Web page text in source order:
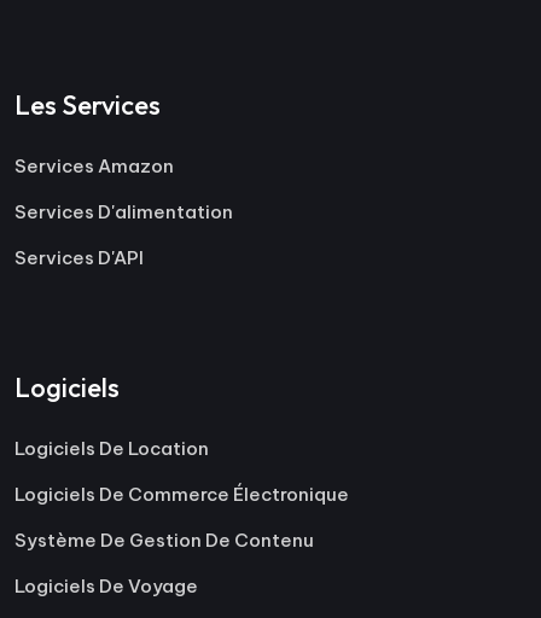
Les Services
Services Amazon
Services D'alimentation
Services D'API
Logiciels
Logiciels De Location
Logiciels De Commerce Électronique
Système De Gestion De Contenu
Logiciels De Voyage